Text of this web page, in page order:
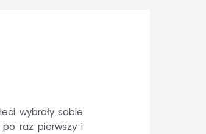
wybrały sobie
raz pierwszy i